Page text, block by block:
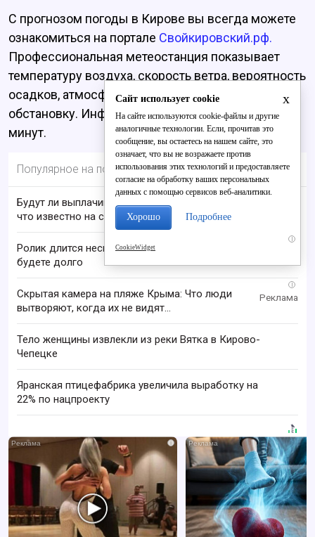
С прогнозом погоды в Кирове вы всегда можете
ознакомиться на портале Свойкировский.рф.
Профессиональная метеостанция показывает
температуру воздуха, скорость ветра, вероятность
осадков, атмосферное давление и геомагнитную
обстановку. Информация обновляется каждые 5
минут.
Популярное на портале
Будут ли выплачивать 13-ю пенсию в 2026 году:
что известно на сегодня
i
Ролик длится несколько секунд, а смеяться вы
будете долго
i
Скрытая камера на пляже Крыма: Что люди
вытворяют, когда их не видят...
Тело женщины извлекли из реки Вятка в Кирово-
Чепецке
Яранская птицефабрика увеличила выработку на
22% по нацпроекту
i
x
Сайт использует cookie
На сайте используются cookie-файлы и другие
аналогичные технологии. Если, прочитав это
сообщение, вы остаетесь на нашем сайте, это
означает, что вы не возражаете против
использования этих технологий и предоставляете
согласие на обработку ваших персональных
данных с помощью сервисов веб-аналитики.
Хорошо Подробнее
CookieWidget